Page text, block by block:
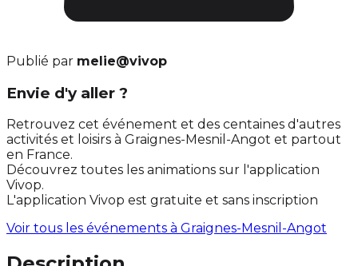
Publié par melie@vivop
Envie d'y aller ?
Retrouvez cet événement et des centaines d'autres
activités et loisirs à Graignes-Mesnil-Angot et partout
en France.
Découvrez toutes les animations sur l'application
Vivop.
L'application Vivop est gratuite et sans inscription
Voir tous les événements à Graignes-Mesnil-Angot